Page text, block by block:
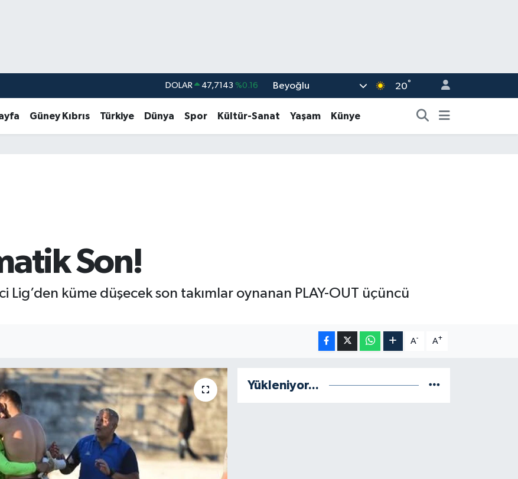
DOLAR 47,7143 %0.16 Beyoğlu 20°
Güney Kıbrıs Türkiye Dünya Spor Kültür-Sanat Yaşam Künye
Son!
Lig’den küme düşecek son takımlar oynanan PLAY-OUT üçüncü
A- A+
Yükleniyor...